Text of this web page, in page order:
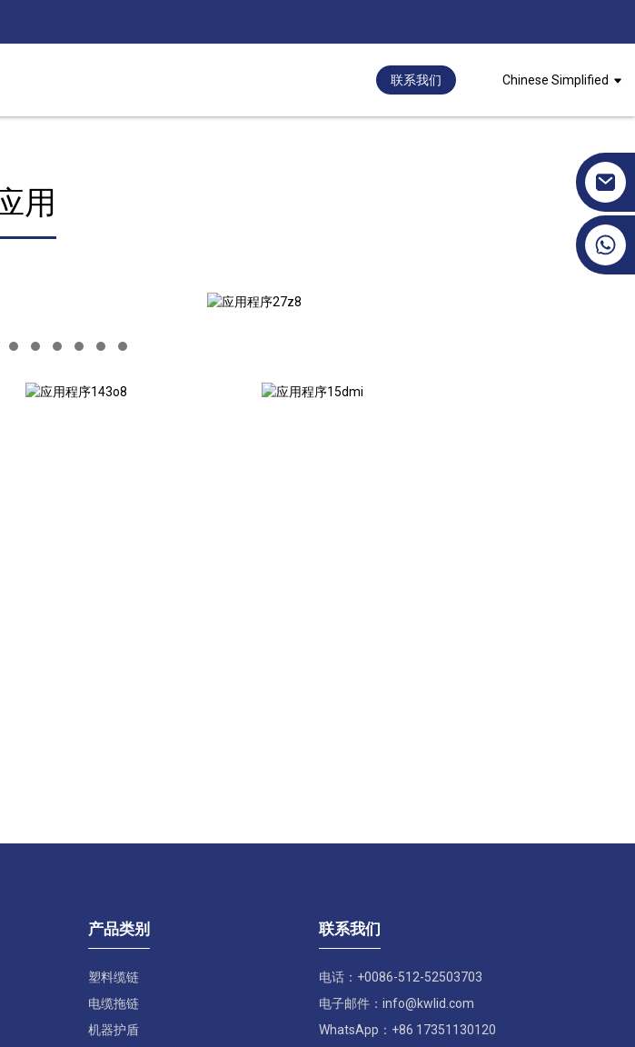
联系我们 Chinese Simplified
用
产品类别
塑料缆链
电缆拖链
机器护盾
联系我们
电话：+0086-512-52503703
电子邮件：info@kwlid.com
WhatsApp：+86 17351130120